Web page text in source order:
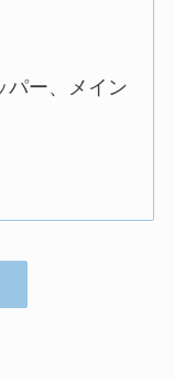
パー、メイン